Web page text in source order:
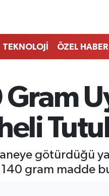
TEKNOLOJİ ÖZEL HABER
Gram
götürdüğü
gram madde